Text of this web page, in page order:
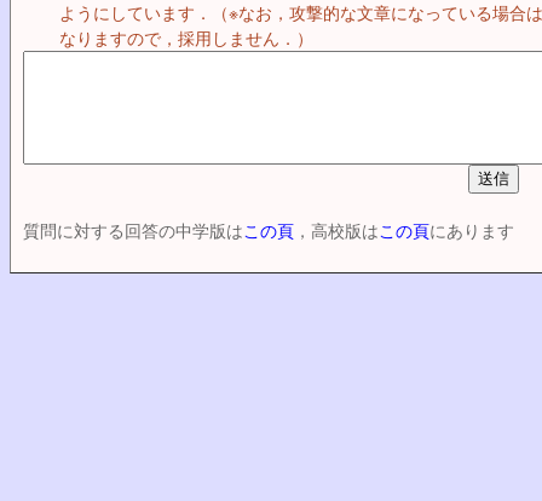
ようにしています．（※なお，攻撃的な文章になっている場合
なりますので，採用しません．）
質問に対する回答の中学版はこの頁 ，高校版はこの頁にあります